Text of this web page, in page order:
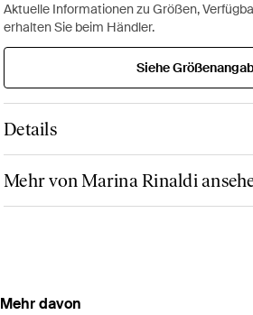
Aktuelle Informationen zu Größen,
erhalten Sie beim Händler.
Siehe
Details
Mehr von Marina Rinaldi
Mehr davon